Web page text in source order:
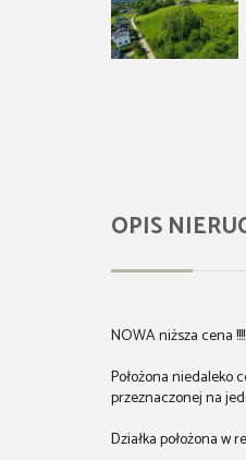
OPIS
NOWA niższa cena !!!!
Położona niedaleko
przeznaczonej na
Działka położona w